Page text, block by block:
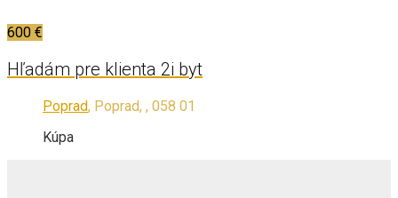
600 €
Hľadám pre klienta 2i byt
Poprad, Poprad, , 058 01
Kúpa